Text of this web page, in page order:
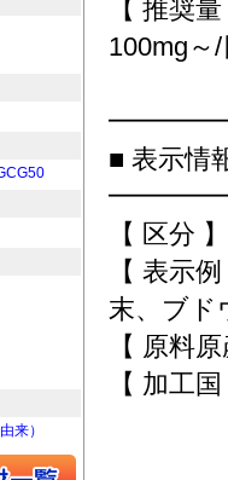
【 推奨
100mg～/
■ 表示情
【 区分
【 表示
末、ブ
【 原料
【 加工
来）